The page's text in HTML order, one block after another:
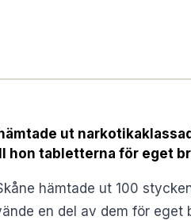
ut
hon tabletterna för eget
hämtade ut 100
en del av dem för eget